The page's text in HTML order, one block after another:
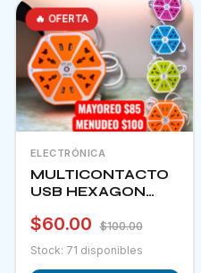
🔥 OFERTA
ELECTRÓNICA
MULTICONTACTO
USB HEXAGON
$60.00
$100.00
Stock: 71 disponibles